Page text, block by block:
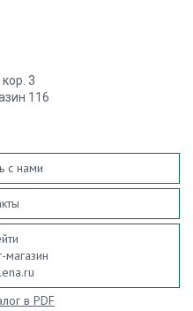
3
116
с нами
магазин
в PDF